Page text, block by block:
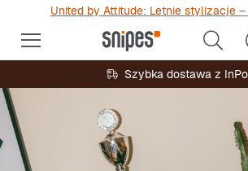
United by Attitude: Letnie stylizacje
Szybka dostawa z